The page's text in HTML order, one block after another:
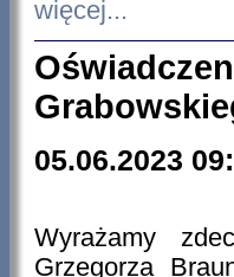
więcej...
05.06.2023
Wyrażamy
Grzegorza